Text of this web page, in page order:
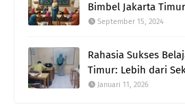
Bimbel Jakarta Timur
September 15, 2024
Rahasia Sukses
Timur: Lebih dari
Januari 11, 2026